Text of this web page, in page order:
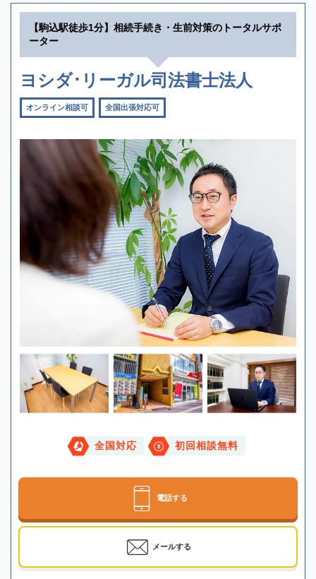
【駒込駅徒歩1分】相続手続き・生前対策のトータルサポ
ーター
ヨシダ･リーガル司法書士法人
オンライン相談可 全国出張対応可
全国対応 初回相談無料
電話する
メールする